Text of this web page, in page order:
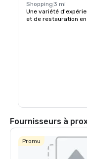
Shopping 3 mi
Une variété
et de restauration en
Fournisseurs à
Promu